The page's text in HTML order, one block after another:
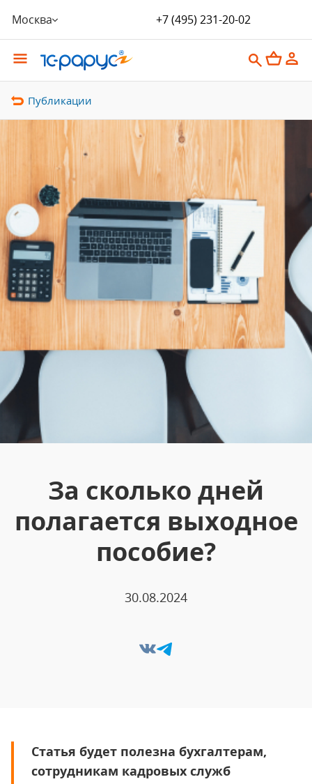
Москва +7 (495) 231-20-02
Публикации
За сколько дней
полагается выходное
пособие?
30.08.2024
Статья будет полезна бухгалтерам,
сотрудникам кадровых служб